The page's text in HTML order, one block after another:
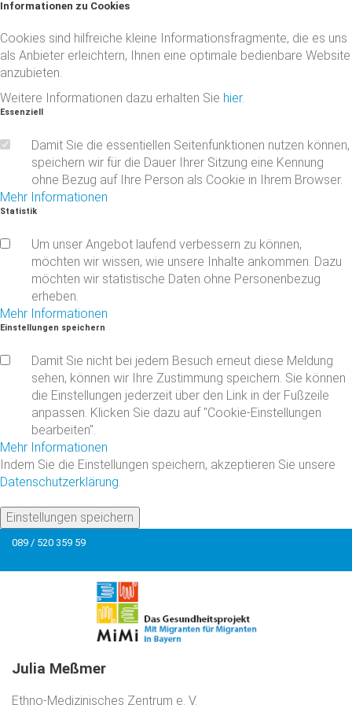
Informationen zu Cookies
Cookies sind hilfreiche kleine Informationsfragmente, die es uns
als Anbieter erleichtern, Ihnen eine optimale bedienbare Website
anzubieten.
Weitere Informationen dazu erhalten Sie hier.
Essenziell
Damit Sie die essentiellen Seitenfunktionen nutzen können,
speichern wir für die Dauer Ihrer Sitzung eine Kennung
ohne Bezug auf Ihre Person als Cookie in Ihrem Browser.
Mehr Informationen
Statistik
Um unser Angebot laufend verbessern zu können,
möchten wir wissen, wie unsere Inhalte ankommen. Dazu
möchten wir statistische Daten ohne Personenbezug
erheben.
Mehr Informationen
Einstellungen speichern
Damit Sie nicht bei jedem Besuch erneut diese Meldung
sehen, können wir Ihre Zustimmung speichern. Sie können
die Einstellungen jederzeit über den Link in der Fußzeile
anpassen. Klicken Sie dazu auf "Cookie-Einstellungen
bearbeiten".
Mehr Informationen
Indem Sie die Einstellungen speichern, akzeptieren Sie unsere
Datenschutzerklärung.
Einstellungen speichern
089 / 520 359 59
Julia Meßmer
Ethno-Medizinisches Zentrum e. V.